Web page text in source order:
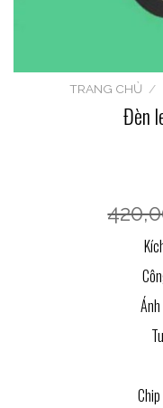
TRANG CHỦ /
Đèn